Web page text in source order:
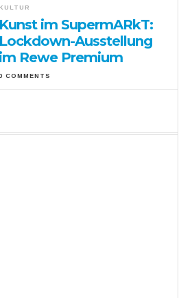
KULTUR
Kunst im SupermARkT:
Lockdown-Ausstellung
im Rewe Premium
COMMENTS